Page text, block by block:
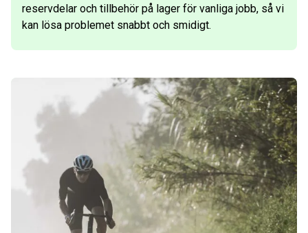
reservdelar och tillbehör på lager för vanliga jobb, så vi
kan lösa problemet snabbt och smidigt.